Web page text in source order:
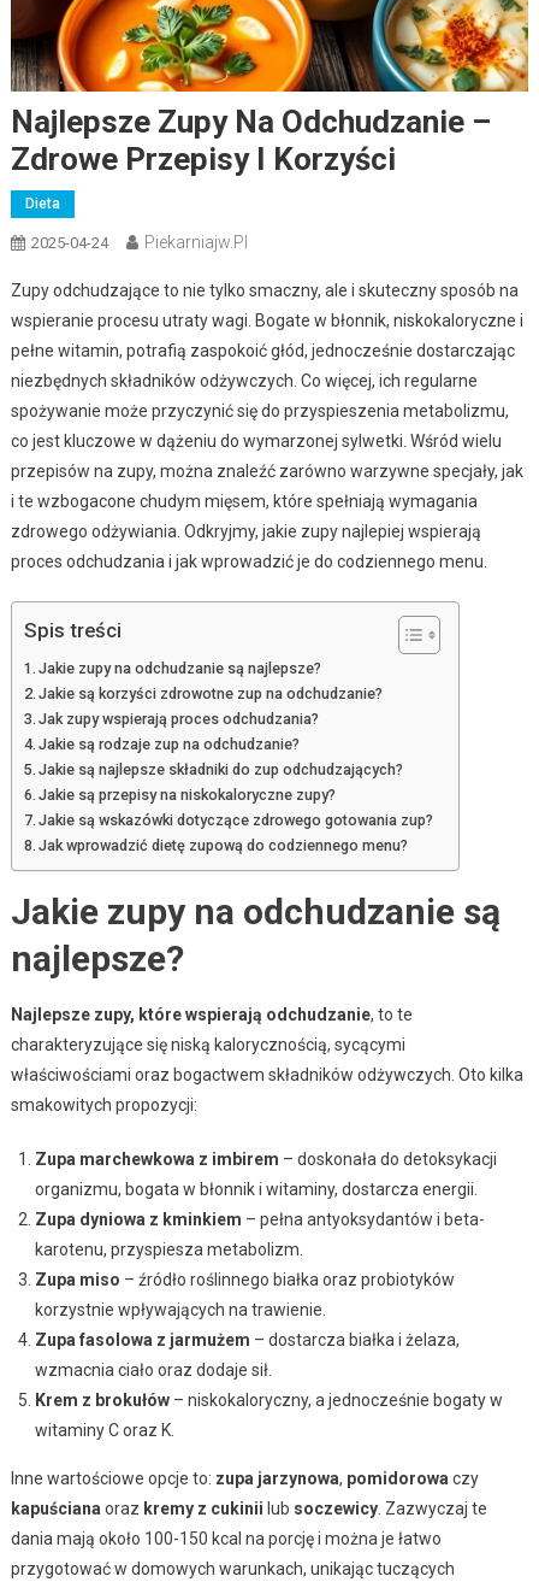
Najlepsze Zupy Na Odchudzanie –
Zdrowe Przepisy I Korzyści
Dieta
2025-04-24 Piekarniajw.pl
Zupy odchudzające to nie tylko smaczny, ale i skuteczny sposób na
wspieranie procesu utraty wagi. Bogate w błonnik, niskokaloryczne i
pełne witamin, potrafią zaspokoić głód, jednocześnie dostarczając
niezbędnych składników odżywczych. Co więcej, ich regularne
spożywanie może przyczynić się do przyspieszenia metabolizmu,
co jest kluczowe w dążeniu do wymarzonej sylwetki. Wśród wielu
przepisów na zupy, można znaleźć zarówno warzywne specjały, jak
i te wzbogacone chudym mięsem, które spełniają wymagania
zdrowego odżywiania. Odkryjmy, jakie zupy najlepiej wspierają
proces odchudzania i jak wprowadzić je do codziennego menu.
Spis treści
Jakie zupy na odchudzanie są najlepsze?
Jakie są korzyści zdrowotne zup na odchudzanie?
Jak zupy wspierają proces odchudzania?
Jakie są rodzaje zup na odchudzanie?
Jakie są najlepsze składniki do zup odchudzających?
Jakie są przepisy na niskokaloryczne zupy?
Jakie są wskazówki dotyczące zdrowego gotowania zup?
Jak wprowadzić dietę zupową do codziennego menu?
Jakie zupy na odchudzanie są
najlepsze?
Najlepsze zupy, które wspierają odchudzanie, to te
charakteryzujące się niską kalorycznością, sycącymi
właściwościami oraz bogactwem składników odżywczych. Oto kilka
smakowitych propozycji:
Zupa marchewkowa z imbirem – doskonała do detoksykacji
organizmu, bogata w błonnik i witaminy, dostarcza energii.
Zupa dyniowa z kminkiem – pełna antyoksydantów i beta-
karotenu, przyspiesza metabolizm.
Zupa miso – źródło roślinnego białka oraz probiotyków
korzystnie wpływających na trawienie.
Zupa fasolowa z jarmużem – dostarcza białka i żelaza,
wzmacnia ciało oraz dodaje sił.
Krem z brokułów– niskokaloryczny, a jednocześnie bogaty w
witaminy C oraz K.
Inne wartościowe opcje to: zupa jarzynowa, pomidorowa czy
kapuściana oraz kremy z cukinii lub soczewicy. Zazwyczaj te
dania mają około 100-150 kcal na porcję i można je łatwo
przygotować w domowych warunkach, unikając tuczących